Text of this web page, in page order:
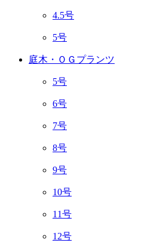
4.5号
5号
庭木・ＯＧプランツ
5号
6号
7号
8号
9号
10号
11号
12号